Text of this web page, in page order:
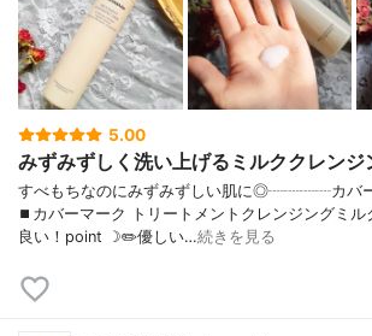
5.00
みずみずしく洗い上げるミルククレンジ
すべもちなのにみずみずしい肌に◎┈┈┈┈カバ
⏹カバーマーク トリートメントクレンジング
良い！point ☽✏️優しい…続きを見る